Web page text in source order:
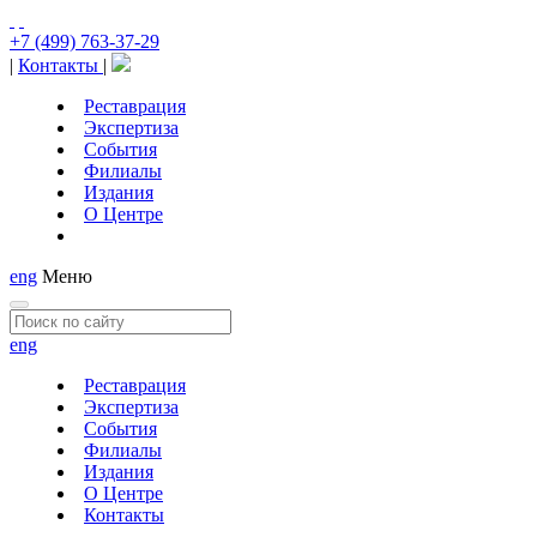
+7 (499) 763-37-29
| Контакты |
Реставрация
Экспертиза
События
Филиалы
Издания
О Центре
eng Меню
eng
Реставрация
Экспертиза
События
Филиалы
Издания
О Центре
Контакты